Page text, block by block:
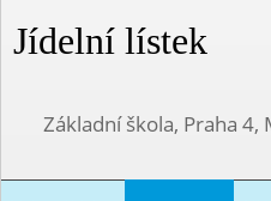
Jídelní lístek
Základní škola, Praha 4,